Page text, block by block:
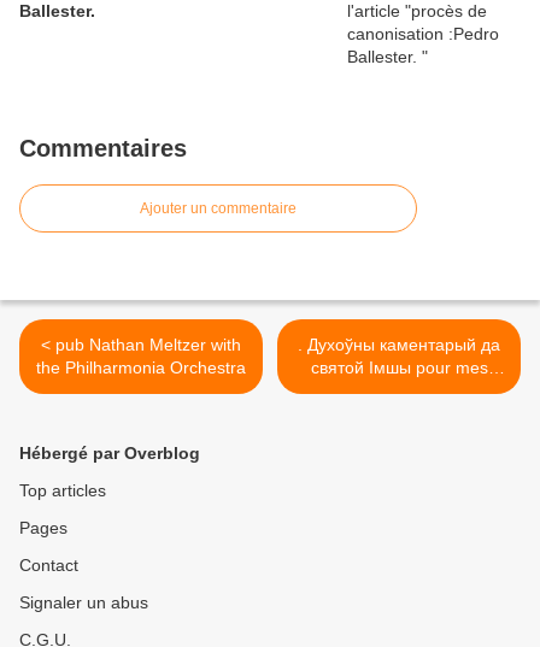
Ballester.
Commentaires
Ajouter un commentaire
< pub Nathan Meltzer with
the Philharmonia Orchestra
. Духоўны каментарый да
святой Імшы pour mes
ch'tis russes. >
Hébergé par Overblog
Top articles
Pages
Contact
Signaler un abus
C.G.U.